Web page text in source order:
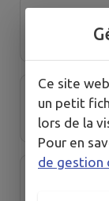
Le
Ce site
un petit
lors de la
Pour en
de gestion